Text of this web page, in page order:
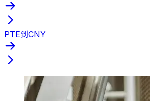
PTE到CNY